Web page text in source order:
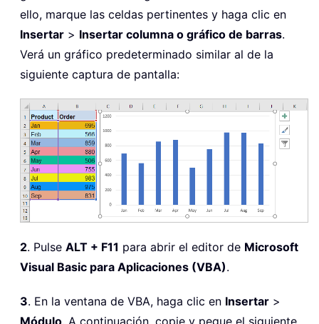
ello, marque las celdas pertinentes y haga clic en
Insertar > Insertar columna o gráfico de barras.
Verá un gráfico predeterminado similar al de la
siguiente captura de pantalla:
2. Pulse ALT + F11 para abrir el editor de Microsoft
Visual Basic para Aplicaciones (VBA).
3. En la ventana de VBA, haga clic en Insertar >